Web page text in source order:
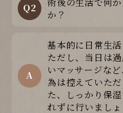
Q2
か？
A
基本的に日常生
ただし、当日は
いマッサージな
為は控えていた
た、しっかり保
れずに行いましょ